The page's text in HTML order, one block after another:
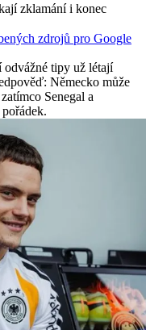
zklamání i konec
zdrojů pro Google
odvážné tipy už létají
Německo může
Senegal a